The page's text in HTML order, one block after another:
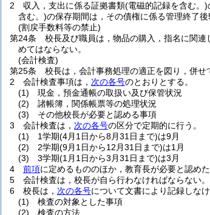
2
収入，支出に係る証拠書類(電磁的記録を含む。)
含む。)の保存期間は，その債権に係る管理終了後
(割戻手数料等の禁止)
第24条
校長及び職員は，物品の購入，指名に関
めてはならない。
(会計検査)
第25条
校長は，会計事務処理の適正を図り，併せ
2
会計検査事項は， 次の各号のとおりとする。
(1)
現金，預金通帳の取扱い及び保管状況
(2)
諸帳簿，関係帳票等の処理状況
(3)
その他校長が必要と認める事項
3
会計検査は， 次の各号の区分で定期的に行う。
(1)
1学期(4月1日から8月31日まで)は9月
(2)
2学期(9月1日から12月31日まで)は1月
(3)
3学期(1月1日から3月31日まで)は3月
4
前項に定めるもののほか，教育長が必要と認め
5
会計検査は，校長が自ら行わなければならない。
6
校長は， 次の各号について文書により記録しなけ
(1)
検査の対象とした事項
(2)
検査の方法